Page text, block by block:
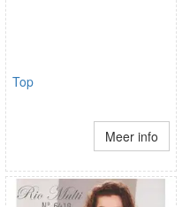
Top
Meer info